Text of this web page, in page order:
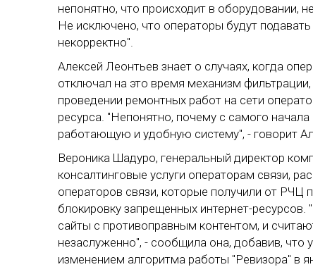
непонятно, что происходит в оборудовании,
Не исключено, что операторы будут
некорректно".
Алексей Леонтьев знает о случаях, когда
отключал на это время механизм
проведении ремонтных работ на сети
ресурса. "Непонятно, почему с самого
работающую и удобную систему", - говорит
Вероника Шадуро, генеральный директор
консалтинговые услуги операторам связи,
операторов связи, которые получили от
блокировку запрещенных интернет-
сайты с противоправным контентом, и
незаслуженно", - сообщила она, добавив, что
изменением алгоритма работы "Ревизора" в